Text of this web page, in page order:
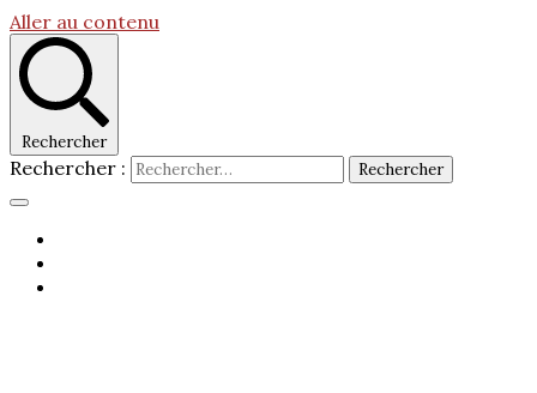
Aller au contenu
Rechercher
Rechercher :